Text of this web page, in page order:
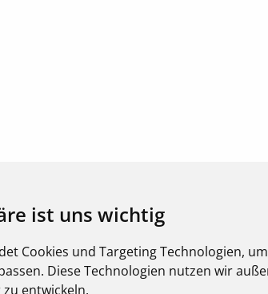
ist uns wichtig
Cookies und Targeting Technologien,
Diese Technologien nutzen wir
entwickeln.
2001 - 2026
unserer Lieferanten sind urheberrechtlich